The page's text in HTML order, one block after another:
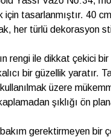
tasarlanmıştır. 40
her türlü dekorasyon
rengi ile dikkat çekici
bir güzellik yaratır.
üzere
şıklığı ön
gerektirmeyen bir